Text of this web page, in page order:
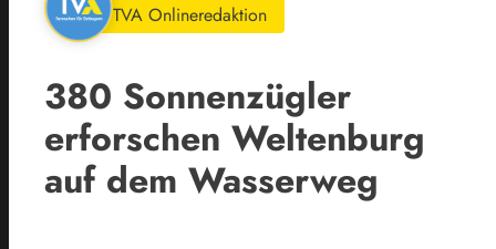
TVA Onlineredaktion
380 Sonnenzügler
erforschen Weltenburg
auf dem Wasserweg